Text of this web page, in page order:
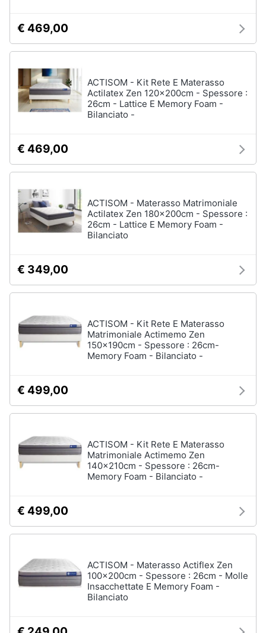
Giocattoli
Prima
infanzia
Fotografia
Abbigliamento
Sport
Animali
Libri,
dvd
ricorrenze
Promozioni
Servizi
Esci
€ 469,00
ACTISOM - Kit Rete E Materasso
Actilatex Zen 120x200cm - Spessore :
26cm - Lattice E Memory Foam -
Bilanciato -
€ 469,00
ACTISOM - Materasso Matrimoniale
Actilatex Zen 180x200cm - Spessore :
26cm - Lattice E Memory Foam -
Bilanciato
€ 349,00
ACTISOM - Kit Rete E Materasso
Matrimoniale Actimemo Zen
150x190cm - Spessore : 26cm-
Memory Foam - Bilanciato -
€ 499,00
ACTISOM - Kit Rete E Materasso
Matrimoniale Actimemo Zen
140x210cm - Spessore : 26cm-
Memory Foam - Bilanciato -
€ 499,00
ACTISOM - Materasso Actiflex Zen
100x200cm - Spessore : 26cm - Molle
Insacchettate E Memory Foam -
Bilanciato